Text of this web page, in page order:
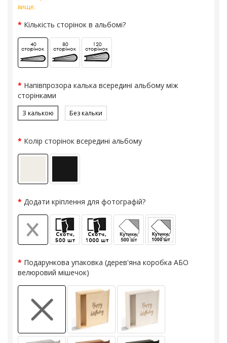
вище.
Кількість сторінок в альбомі?
Напівпрозора калька всередині альбому між
сторінками
З калькою Без кальки
Колір сторінок всередині альбому
Додати кріплення для фотографій?
Подарункова упаковка (дерев'яна коробка АБО
велюровий мішечок)